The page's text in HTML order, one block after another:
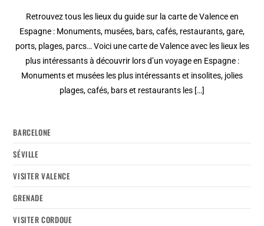
Retrouvez tous les lieux du guide sur la carte de Valence en
Espagne : Monuments, musées, bars, cafés, restaurants, gare,
ports, plages, parcs… Voici une carte de Valence avec les lieux les
plus intéressants à découvrir lors d’un voyage en Espagne :
Monuments et musées les plus intéressants et insolites, jolies
plages, cafés, bars et restaurants les […]
BARCELONE
SÉVILLE
VISITER VALENCE
GRENADE
VISITER CORDOUE